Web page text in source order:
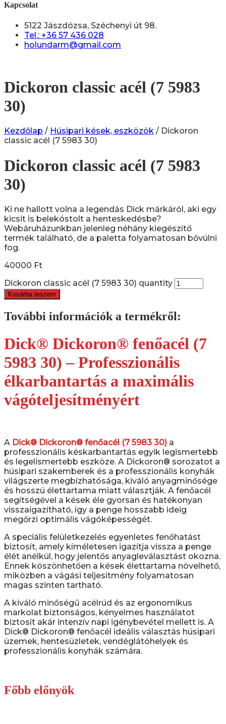
Kapcsolat
5122 Jászdózsa, Széchenyi út 98.
Tel.: +36 57 436 028
holundarm@gmail.com
Dickoron classic acél (7 5983
30)
Kezdőlap / Húsipari kések, eszközök / Dickoron
classic acél (7 5983 30)
Dickoron classic acél (7 5983
30)
Ki ne hallott volna a legendás Dick márkáról, aki egy
kicsit is belekóstolt a henteskedésbe?
Webáruházunkban jelenleg néhány kiegészítő
termék található, de a paletta folyamatosan bővülni
fog.
40000 Ft
Dickoron classic acél (7 5983 30) quantity
Kosárba teszem
További információk a termékről:
Dick® Dickoron® fenőacél (7
5983 30) – Professzionális
élkarbantartás a maximális
vágóteljesítményért
A Dick® Dickoron® fenőacél (7 5983 30) a
professzionális késkarbantartás egyik legismertebb
és legelismertebb eszköze. A Dickoron® sorozatot a
húsipari szakemberek és a professzionális konyhák
világszerte megbízhatósága, kiváló anyagminősége
és hosszú élettartama miatt választják. A fenőacél
segítségével a kések éle gyorsan és hatékonyan
visszaigazítható, így a penge hosszabb ideig
megőrzi optimális vágóképességét.
A speciális felületkezelés egyenletes fenőhatást
biztosít, amely kíméletesen igazítja vissza a penge
élét anélkül, hogy jelentős anyagleválasztást okozna.
Ennek köszönhetően a kések élettartama növelhető,
miközben a vágási teljesítmény folyamatosan
magas szinten tartható.
A kiváló minőségű acélrúd és az ergonomikus
markolat biztonságos, kényelmes használatot
biztosít akár intenzív napi igénybevétel mellett is. A
Dick® Dickoron® fenőacél ideális választás húsipari
üzemek, hentesüzletek, vendéglátóhelyek és
professzionális konyhák számára.
Főbb előnyök